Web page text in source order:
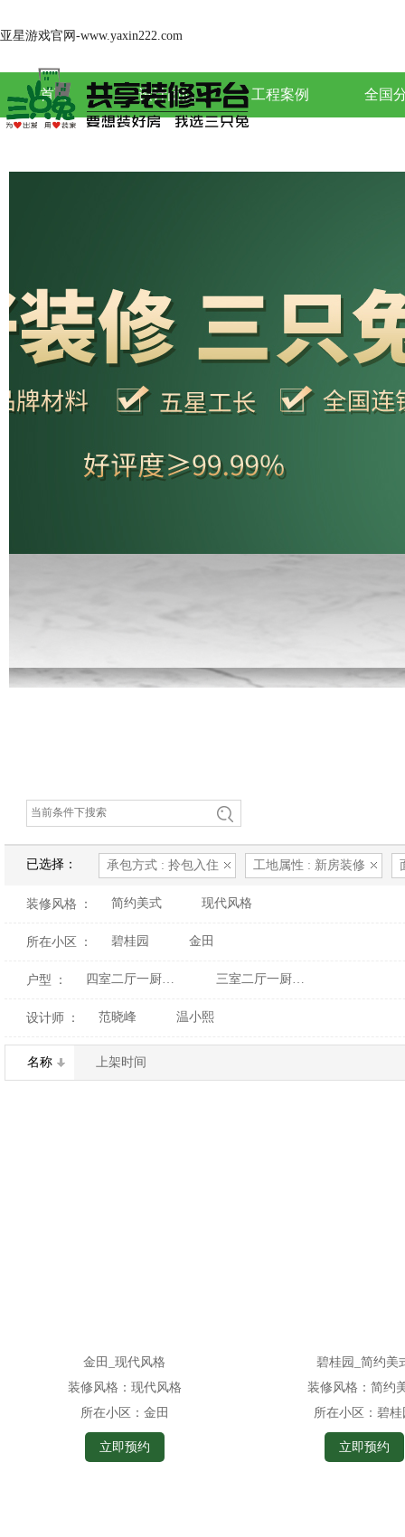
亚星游戏官网-www.yaxin222.com
首页 设计团队 工程案例 全国
已选择： 承包方式 : 拎包入住 工地属性 : 新房装修
装修风格 ： 简约美式 现代风格
所在小区 ： 碧桂园 金田
户型 ：
设计师 ： 范晓峰 温小熙
名称 上架时间
金田_现代风格
装修风格： 现代风格
所在小区： 金田
立即预约
碧桂园_简约美
装修风格： 简约
所在小区： 碧桂
立即预约